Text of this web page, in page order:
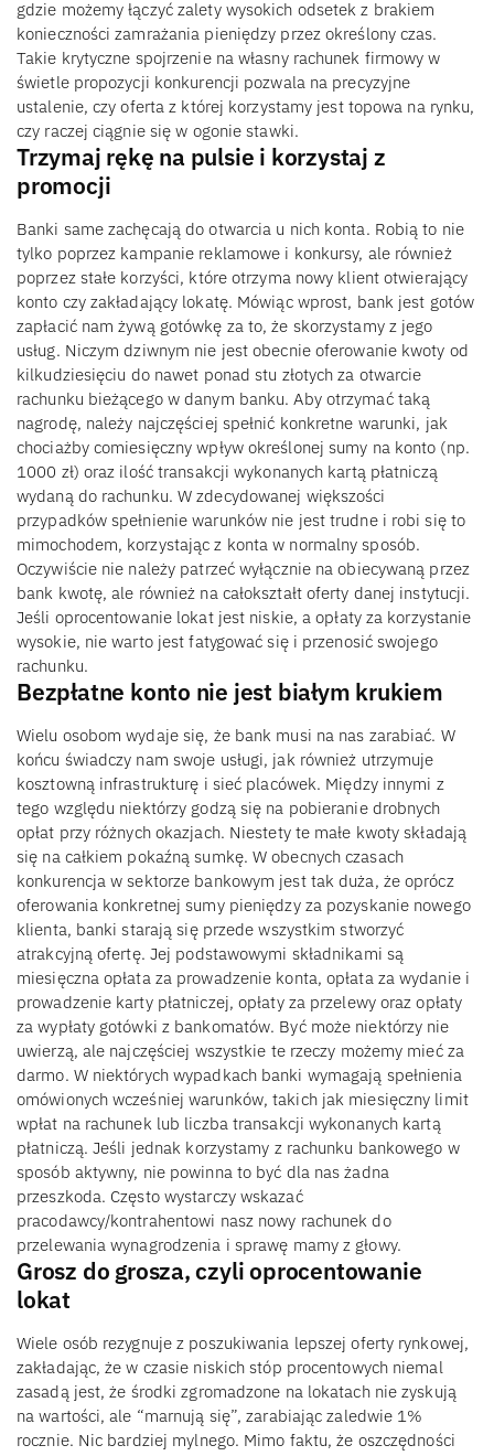
gdzie możemy łączyć zalety wysokich odsetek z brakiem
konieczności zamrażania pieniędzy przez określony czas.
Takie krytyczne spojrzenie na własny rachunek firmowy w
świetle propozycji konkurencji pozwala na precyzyjne
ustalenie, czy oferta z której korzystamy jest topowa na rynku,
czy raczej ciągnie się w ogonie stawki.
Trzymaj rękę na pulsie i korzystaj z
promocji
Banki same zachęcają do otwarcia u nich konta. Robią to nie
tylko poprzez kampanie reklamowe i konkursy, ale również
poprzez stałe korzyści, które otrzyma nowy klient otwierający
konto czy zakładający lokatę. Mówiąc wprost, bank jest gotów
zapłacić nam żywą gotówkę za to, że skorzystamy z jego
usług. Niczym dziwnym nie jest obecnie oferowanie kwoty od
kilkudziesięciu do nawet ponad stu złotych za otwarcie
rachunku bieżącego w danym banku. Aby otrzymać taką
nagrodę, należy najczęściej spełnić konkretne warunki, jak
chociażby comiesięczny wpływ określonej sumy na konto (np.
1000 zł) oraz ilość transakcji wykonanych kartą płatniczą
wydaną do rachunku. W zdecydowanej większości
przypadków spełnienie warunków nie jest trudne i robi się to
mimochodem, korzystając z konta w normalny sposób.
Oczywiście nie należy patrzeć wyłącznie na obiecywaną przez
bank kwotę, ale również na całokształt oferty danej instytucji.
Jeśli oprocentowanie lokat jest niskie, a opłaty za korzystanie
wysokie, nie warto jest fatygować się i przenosić swojego
rachunku.
Bezpłatne konto nie jest białym krukiem
Wielu osobom wydaje się, że bank musi na nas zarabiać. W
końcu świadczy nam swoje usługi, jak również utrzymuje
kosztowną infrastrukturę i sieć placówek. Między innymi z
tego względu niektórzy godzą się na pobieranie drobnych
opłat przy różnych okazjach. Niestety te małe kwoty składają
się na całkiem pokaźną sumkę. W obecnych czasach
konkurencja w sektorze bankowym jest tak duża, że oprócz
oferowania konkretnej sumy pieniędzy za pozyskanie nowego
klienta, banki starają się przede wszystkim stworzyć
atrakcyjną ofertę. Jej podstawowymi składnikami są
miesięczna opłata za prowadzenie konta, opłata za wydanie i
prowadzenie karty płatniczej, opłaty za przelewy oraz opłaty
za wypłaty gotówki z bankomatów. Być może niektórzy nie
uwierzą, ale najczęściej wszystkie te rzeczy możemy mieć za
darmo. W niektórych wypadkach banki wymagają spełnienia
omówionych wcześniej warunków, takich jak miesięczny limit
wpłat na rachunek lub liczba transakcji wykonanych kartą
płatniczą. Jeśli jednak korzystamy z rachunku bankowego w
sposób aktywny, nie powinna to być dla nas żadna
przeszkoda. Często wystarczy wskazać
pracodawcy/kontrahentowi nasz nowy rachunek do
przelewania wynagrodzenia i sprawę mamy z głowy.
Grosz do grosza, czyli oprocentowanie
lokat
Wiele osób rezygnuje z poszukiwania lepszej oferty rynkowej,
zakładając, że w czasie niskich stóp procentowych niemal
zasadą jest, że środki zgromadzone na lokatach nie zyskują
na wartości, ale “marnują się”, zarabiając zaledwie 1%
rocznie. Nic bardziej mylnego. Mimo faktu, że oszczędności